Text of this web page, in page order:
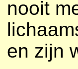
nooit
en zijn